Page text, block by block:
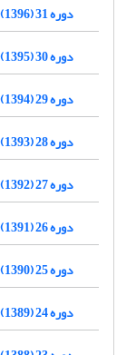
دوره 31 (1396)
دوره 30 (1395)
دوره 29 (1394)
دوره 28 (1393)
دوره 27 (1392)
دوره 26 (1391)
دوره 25 (1390)
دوره 24 (1389)